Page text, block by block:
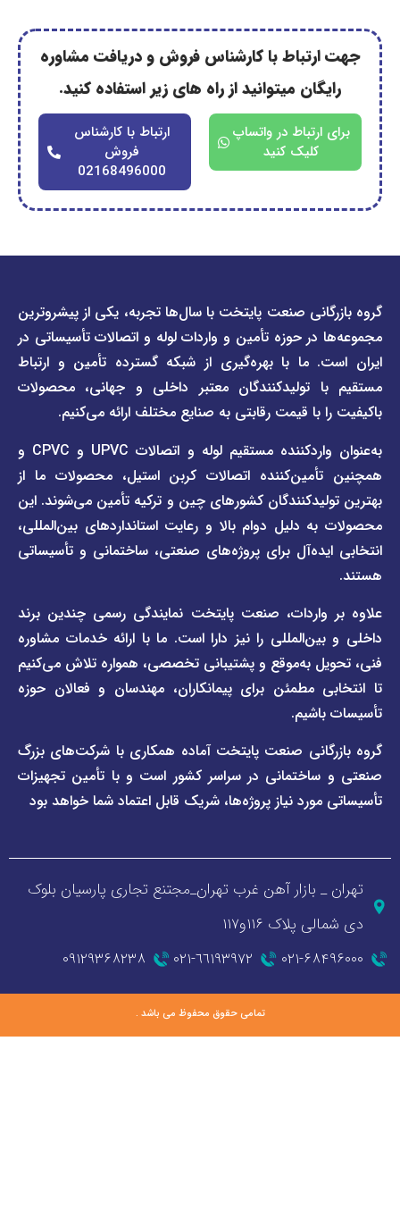
با کارشناس فروش و دریافت مشاوره
میتوانید از راه های زیر استفاده کنید.
ارتباط با کارشناس
02168496000
در واتساپ
کلیک کنید
صنعت پایتخت با سال‌ها تجربه، یکی از پیشروترین
حوزه تأمین و واردات لوله و اتصالات تأسیساتی در
ما با بهره‌گیری از شبکه گسترده تأمین و ارتباط
تولیدکنندگان معتبر داخلی و جهانی، محصولات
با قیمت رقابتی به صنایع مختلف ارائه می‌کنیم.
به‌عنوان واردکننده مستقیم لوله و اتصالات UPVC و CPVC و
اتصالات کربن استیل، محصولات ما از
کشورهای چین و ترکیه تأمین می‌شوند. این
دلیل دوام بالا و رعایت استانداردهای بین‌المللی،
برای پروژه‌های صنعتی، ساختمانی و تأسیساتی
صنعت پایتخت نمایندگی رسمی چندین برند
را نیز دارا است. ما با ارائه خدمات مشاوره
به‌موقع و پشتیبانی تخصصی، همواره تلاش می‌کنیم
مطمئن برای پیمانکاران، مهندسان و فعالان حوزه
صنعت پایتخت آماده همکاری با شرکت‌های بزرگ
در سراسر کشور است و با تأمین تجهیزات
نیاز پروژه‌ها، شریک قابل اعتماد شما خواهد بود
دسترسی
سریع
صفحه
لیست
قیمت
صفحه
برند
پیمتاش
صفحه
برند
فاراب
پول
دسترسی
سریع
درباره
ما
قوانین
و
مقررات
وبلاگ
خبری
بازار آهن غرب تهران_مجتنع تجاری پارسیان بلوک
۱۱۶و۱۱۷
٦٦١٩٣٩٧٢-٠٢١ ۰۹۱۲۹۳۶۸۲۳۸
تمامی حقوق محفوظ می باشد .